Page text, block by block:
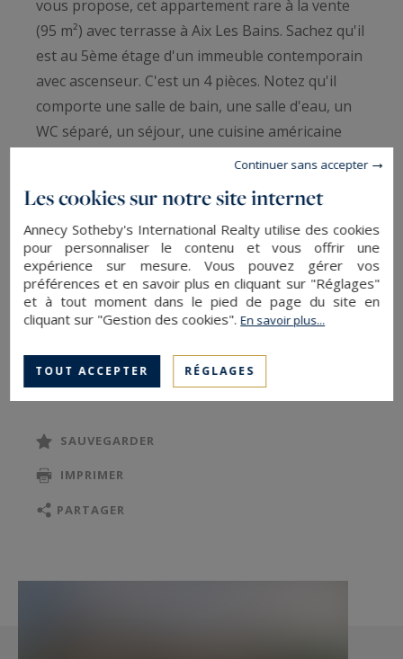
vous propose, cet appartement rare à la vente
(95 m²) avec terrasse à Aix Les Bains. Sachez qu'il
est au 5ème étage d'un immeuble contemporain
avec ascenseur. C'est un 4 pièces. Notez qu'il
comporte une salle de bain, une salle d'eau, un
WC séparé, un séjour, une cuisine américaine
ainsi que 3 chambres. L'exposition Sud garantit
Cet appartement est vendu avec 2 garages et un
cellier. ANNECY SOTHEBY’S INTERNATIONAL
REALTY, spécialiste de la vente et de la location
de propriétés d’exception sur le bassin annécien,
les Aravis, Aix-les-Bains et ses environs.
Les informations sur les risques auxquels ce
bien est exposé sont disponibles sur :
SAUVEGARDER
IMPRIMER
PARTAGER
Les cookies sur notre site internet
Annecy Sotheby's International Realty utilise des cookies
pour personnaliser le contenu et vous offrir une
expérience sur mesure. Vous pouvez gérer vos
préférences et en savoir plus en cliquant sur "Réglages"
et à tout moment dans le pied de page du site en
cliquant sur "Gestion des cookies".En savoir plus...
TOUT ACCEPTER RÉGLAGES
Continuer sans accepter